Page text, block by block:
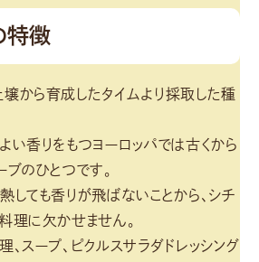
特徴
から育成したタイムより採取した種
い香りをもつヨーロッパでは古くから
ブのひとつです。
しても香りが飛ばないことから、シチ
理に欠かせません。
スープ、ピクルスサラダドレッシング